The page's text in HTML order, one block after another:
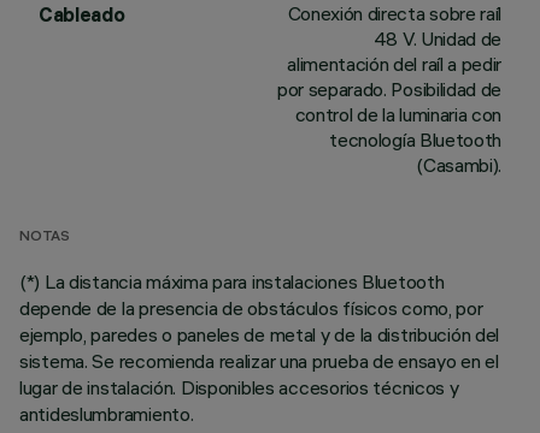
Cableado
Conexión directa sobre raíl
48 V. Unidad de
alimentación del raíl a pedir
por separado. Posibilidad de
control de la luminaria con
tecnología Bluetooth
(Casambi).
NOTAS
(*) La distancia máxima para instalaciones Bluetooth
depende de la presencia de obstáculos físicos como, por
ejemplo, paredes o paneles de metal y de la distribución del
sistema. Se recomienda realizar una prueba de ensayo en el
lugar de instalación. Disponibles accesorios técnicos y
antideslumbramiento.